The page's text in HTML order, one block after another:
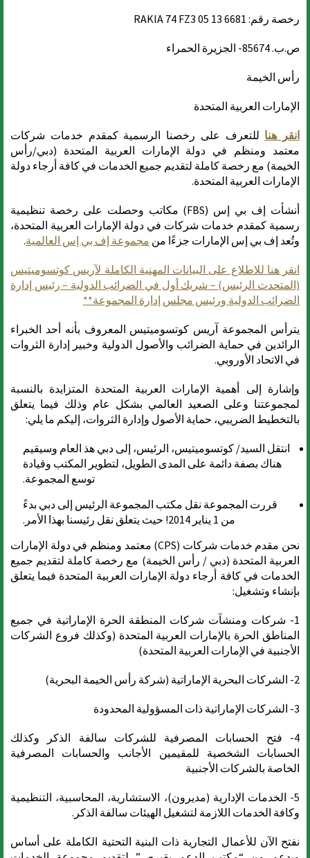
رخصة رقم: RAKIA 74 FZ3 05 13 6681
ص.ب. 85674- الجزيرة الحمراء
رأس الخيمة
الإمارات العربية المتحدة
انقر هنا للتعرف على رخصنا الرسمية كمقدم خدمات شركات
معتمد ومنظم في دولة الإمارات العربية المتحدة (دبي/رأس
الخيمة) مع رخصة كاملة لتقديم جميع الخدمات في كافة أرجاء دولة
الإمارات العربية المتحدة.
أنشأت إف بي إس (FBS) مكاتب وحصلت على رخصة تنظيمية
رسمية كمقدم خدمات شركات في دولة الإمارات العربية المتحدة،
وتُعد إف بي إس الإمارات جزءًا من مجموعة إف بي إس العالمية.
انقر هنا للاطلاع على البيانات المهنية الكاملة لآريس كوتسوميتيس
(المتحدث الرئيس) – شريك أول في الضرائب الدولية – رئيس إدارة
الضرائب الدولية ورئيس مجلس إدارة المجموعة**
يترأس المجموعة آريس كوتسوميتيس المعروف بأنه أحد الخبراء
الرائدين في حماية الضرائب والأصول الدولية وخبير إدارة الثروات
في الاتحاد الأوروبي.
وإشارة إلى أهمية الإمارات العربية المتحدة المتزايدة بالنسبة
لمجموعتنا وعلى الصعيد العالمي بشكل عام وذلك فيما يتعلق
بالتخطيط الضريبي، حماية الأصول وإدارة الثروات، إليكم ما يلي:
انتقل السيد/ كوتسوميتيس، الرئيس، إلى دبي هذ العام وسيقيم
هناك بصفة دائمة على المدى الطويل، لتطوير المكتب وقيادة
توسع المجموعة.
قررت المجموعة نقل مكتب المجموعة الرئيس إلى دبي بدءً
من 1 يناير 2014! حيث يتعلق نقل رئيسنا بهذا الأمر.
نحن مقدم خدمات شركات (CPS) معتمد ومنظم في دولة الإمارات
العربية المتحدة (دبي / رأس الخيمة) مع رخصة كاملة لتقديم جميع
الخدمات في كافة أرجاء دولة الإمارات العربية المتحدة فيما يتعلق
بإنشاء وتشغيل:
1- شركات ومنشآت شركات المنطقة الحرة الإماراتية في جميع
المناطق الحرة بالإمارات العربية المتحدة (وكذلك فروع الشركات
الأجنبية في الإمارات العربية المتحدة)
2- الشركات البحرية الإماراتية (شركة رأس الخيمة البحرية)
3- الشركات الإماراتية ذات المسؤولية المحدودة
4- فتح الحسابات المصرفية للشركات سالفة الذكر وكذلك
الحسابات الشخصية للمقيمين الأجانب والحسابات المصرفية
الخاصة بالشركات الأجنبية
5- الخدمات الإدارية (مديرون)، الاستشارية، المحاسبية، التنظيمية
وكافة الخدمات اللازمة لتشغيل الهيئات سالفة الذكر.
نفتح الآن للأعمال التجارية ذات البنية التحتية الكاملة على أساس